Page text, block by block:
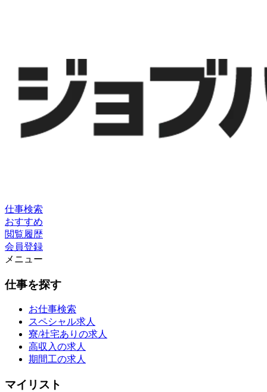
仕事検索
おすすめ
閲覧履歴
会員登録
メニュー
仕事を探す
お仕事検索
スペシャル求人
寮/社宅ありの求人
高収入の求人
期間工の求人
マイリスト